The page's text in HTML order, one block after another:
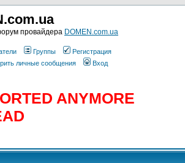
провайдера DOMEN.com.ua
Группы
Регистрация
личные сообщения Вход
ANYMORE